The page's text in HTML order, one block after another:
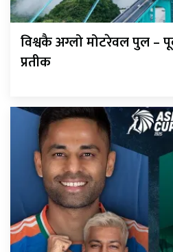
विश्वकै अग्लो मोटरेवल पुल –
प्रतीक